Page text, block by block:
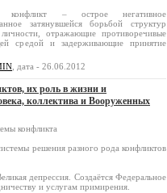
конфликт – острое негативное
затянувшейся борьбой структур
отражающие противоречивые
средой и задерживающие принятие
, дата - 26.06.2012
их роль в жизни и
коллектива и Вооруженных
конфликта
решения разного рода конфликтов
депрессия. Создаётся Федеральное
и услугам примирения.